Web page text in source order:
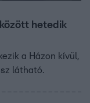
hetedik
a Házon kívül,
látható.